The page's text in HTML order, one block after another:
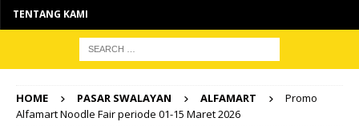
TENTANG KAMI
HOME PASAR SWALAYAN ALFAMART
Promo
Alfamart Noodle Fair periode 01-15 Maret 2026